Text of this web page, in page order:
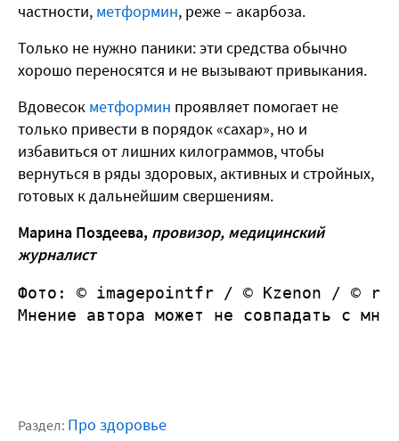
частности, метформин, реже – акарбоза.
Только не нужно паники: эти средства обычно
хорошо переносятся и не вызывают привыкания.
Вдовесок метформин проявляет помогает не
только привести в порядок «сахар», но и
избавиться от лишних килограммов, чтобы
вернуться в ряды здоровых, активных и стройных,
готовых к дальнейшим свершениям.
Марина Поздеева, провизор, медицинский
журналист
Фото: © imagepointfr / © Kzenon / ©
Мнение автора может не совпадать с
Раздел: Про здоровье